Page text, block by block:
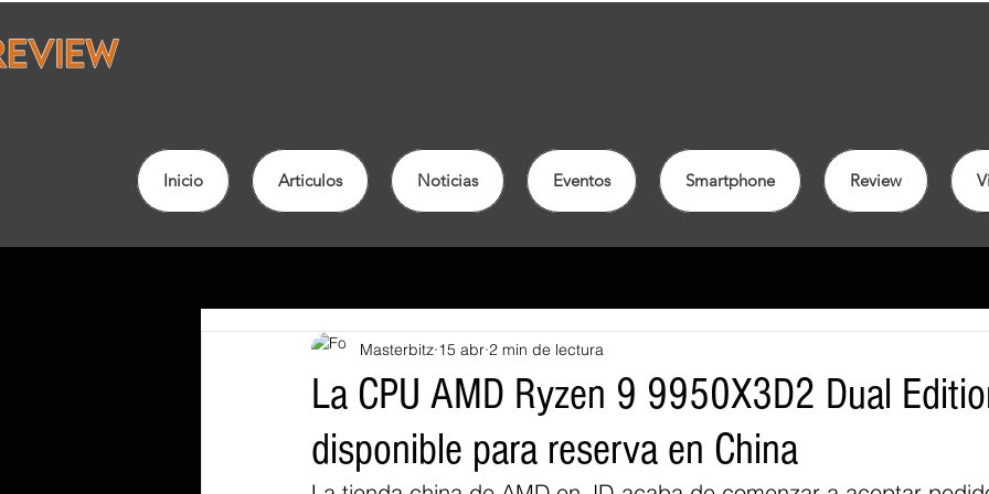
Inicio Articulos Noticias Eventos Smartphone Review
La CPU AMD Ryzen 9 9950X3D2 Dual
disponible para reserva en China
Masterbitz 15 abr 2 min de lectura